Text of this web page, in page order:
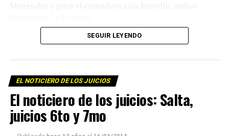
Además del veredicto, lo interesante del proceso judicial
fue que a lo largo de las audiencias, los testigos
en los cuales empresarios terratenientes, políticos y
Murias y Longeville, al laico Wenceslao Perdernera,
también asesinados por la dictadura y a tantos otros
militantes populares. Por eso, en los ocho meses que
SEGUIR LEYENDO
EL NOTICIERO DE LOS JUICIOS
El noticiero de los juicios: Salta,
juicios 6to y 7mo